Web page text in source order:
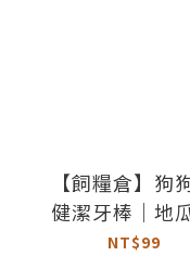
【飼糧倉】狗
健潔牙棒｜地
肉 (免疫保健)
NT$99